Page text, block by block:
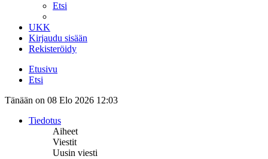
Etsi
UKK
Kirjaudu sisään
Rekisteröidy
Etusivu
Etsi
Tänään on 08 Elo 2026 12:03
Tiedotus
Aiheet
Viestit
Uusin viesti